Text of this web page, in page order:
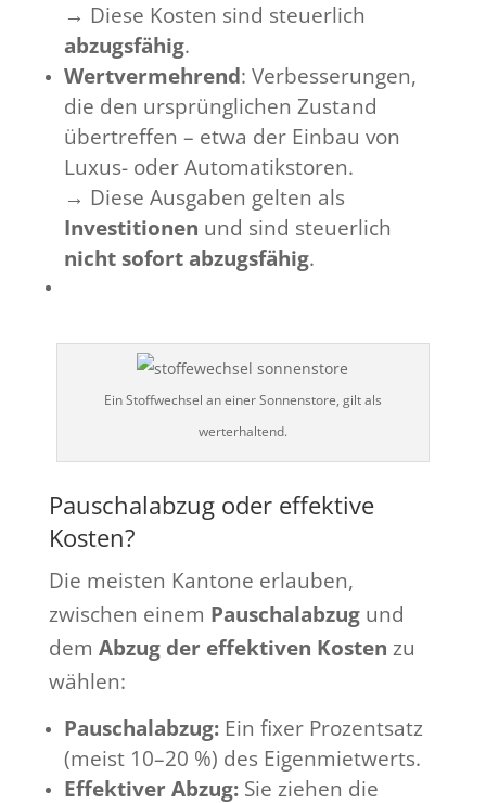
→ Diese Kosten sind steuerlich
abzugsfähig.
Wertvermehrend: Verbesserungen,
die den ursprünglichen Zustand
übertreffen – etwa der Einbau von
Luxus- oder Automatikstoren.
→ Diese Ausgaben gelten als
Investitionen und sind steuerlich
nicht sofort abzugsfähig.
Ein Stoffwechsel an einer Sonnenstore, gilt als
werterhaltend.
Pauschalabzug oder effektive
Kosten?
Die meisten Kantone erlauben,
zwischen einem Pauschalabzugund
dem Abzug der effektiven Kosten zu
wählen:
Pauschalabzug:Ein fixer Prozentsatz
(meist 10–20 %) des Eigenmietwerts.
Effektiver Abzug:Sie ziehen die